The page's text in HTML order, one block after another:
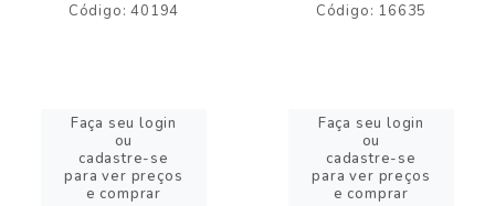
Código: 40194
Faça seu login
ou
cadastre-se
para ver preços
e comprar
Código: 16635
Faça seu login
ou
cadastre-se
para ver preços
e comprar